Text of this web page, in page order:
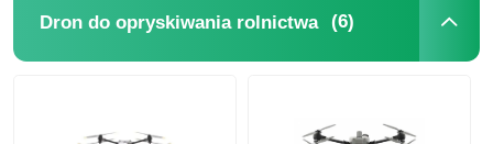
Dron do opryskiwania rolnictwa (6)